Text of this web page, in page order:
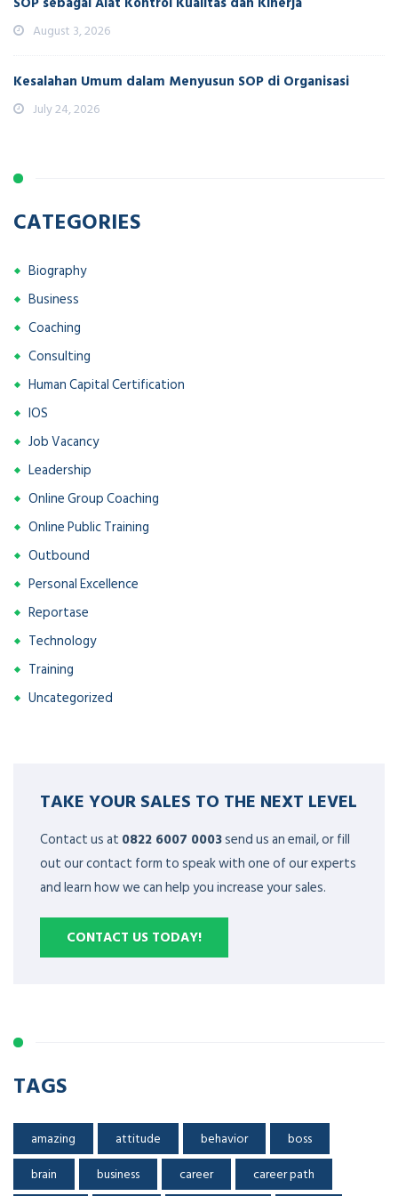
August 3, 2026
Kesalahan Umum dalam Menyusun SOP di Organisasi
July 24, 2026
CATEGORIES
Biography
Business
Coaching
Consulting
Human Capital Certification
IOS
Job Vacancy
Leadership
Online Group Coaching
Online Public Training
Outbound
Personal Excellence
Reportase
Technology
Training
Uncategorized
TAKE YOUR SALES TO THE NEXT LEVEL
Contact us at 0822 6007 0003send us an email, or fill
out our contact form to speak with one of our experts
and learn how we can help you increase your sales.
CONTACT US TODAY!
TAGS
amazing attitude behavior
boss
brain
business career
career path